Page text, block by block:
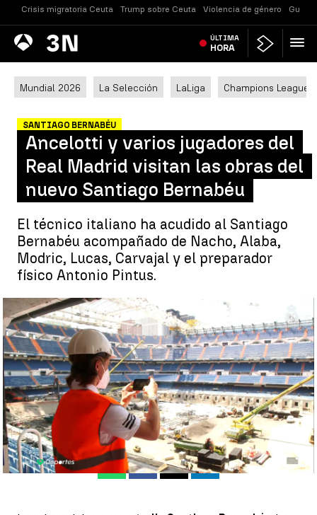
Crisis migratoria Ceuta Trump sobre Ceuta Violencia de género
Antena
3 Noticias ÚLTIMA
HORA
Mundial 2026 La Selección LaLiga Champions League
SANTIAGO BERNABÉU
Ancelotti y varios jugadores del
Real Madrid visitan las obras del
nuevo Santiago Bernabéu
El técnico italiano ha acudido al Santiago
Bernabéu acompañado de Nacho, Alaba,
Modric, Lucas, Carvajal y el preparador
físico Antonio Pintus.
Ancelotti y varios jugadores del Real Madrid visitan las obras del
nuevo Santiago Bernabéu |
Antena 3
Antena 3 Deportes
Publicado:
19 de agosto de 2021, 22:26
WhatsappFacebook
X Linkedin